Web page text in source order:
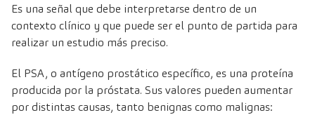
Es una señal que debe interpretarse dentro de un
contexto clínico y que puede ser el punto de partida para
realizar un estudio más preciso.
El PSA, o antígeno prostático específico, es una proteína
producida por la próstata. Sus valores pueden aumentar
por distintas causas, tanto benignas como malignas: